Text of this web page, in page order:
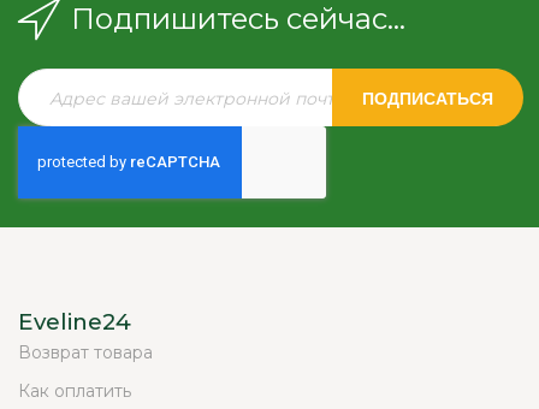
Подпишитесь сейчас...
ПОДПИСАТЬСЯ
Eveline24
Возврат товара
Как оплатить